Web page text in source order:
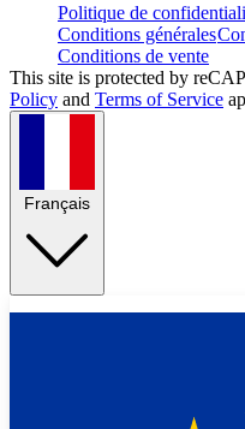
Politique de
Conditions générales
Conditions de vente
This site is protected by
Policy and Terms of Service
Français